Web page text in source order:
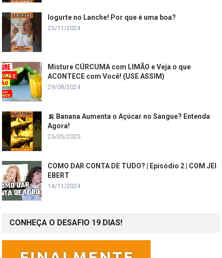
Iogurte no Lanche! Por que é uma boa?
23/11/2024
Misture CÚRCUMA com LIMÃO e Veja o que
ACONTECE com Você! (USE ASSIM)
29/08/2024
🍌 Banana Aumenta o Açúcar no Sangue? Entenda
Agora!
25/05/2025
COMO DAR CONTA DE TUDO? | Episódio 2 | COM JEI
EBERT
14/11/2024
CONHEÇA O DESAFIO 19 DIAS!